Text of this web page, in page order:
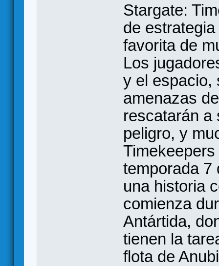
Stargate:
de
favorita de
Los
y el espacio,
amenazas
rescatarán a
peligro, y
temporada 7
una historia
comienza
Antártida,
tienen la
flota de